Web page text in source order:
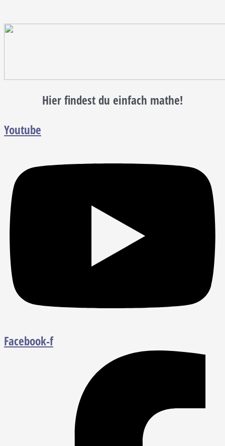
Hier findest du einfach mathe!
Youtube
Facebook-f